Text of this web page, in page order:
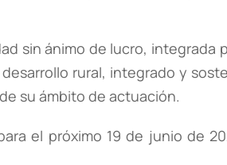
sin ánimo de lucro, integrada
rural, integrado y
su ámbito de actuación.
el próximo 19 de junio de